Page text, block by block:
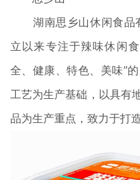
湖南思乡山休闲食品
立以来专注于辣味休闲
全、健康、特色、美味”
工艺为生产基础，以具有
品为生产重点，致力于打